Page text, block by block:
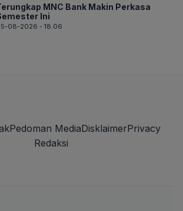
MNC Bank Makin Perkasa
Ini
08-2026 - 18.06
Pedoman MediaDisklaimerPrivacy
Redaksi